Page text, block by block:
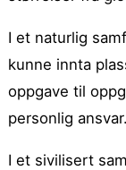
I et naturlig
kunne innta
oppgave til
personlig ansvar.
I et sivilisert